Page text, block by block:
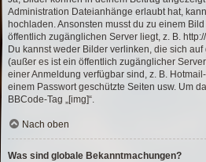
Administration Dateianhänge erlaubt hat,
hochladen. Ansonsten musst du zu einem
öffentlich zugänglichen Server liegt, z. B.
Du kannst weder Bilder verlinken, die sich
(außer es ist ein öffentlich zugänglicher
einer Anmeldung verfügbar sind, z. B.
einem Passwort geschützte Seiten usw. Um
BBCode-Tag „[img]“.
Nach oben
Was sind globale Bekanntmachungen?